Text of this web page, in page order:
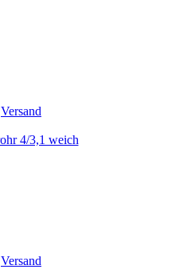
Versand
Versand